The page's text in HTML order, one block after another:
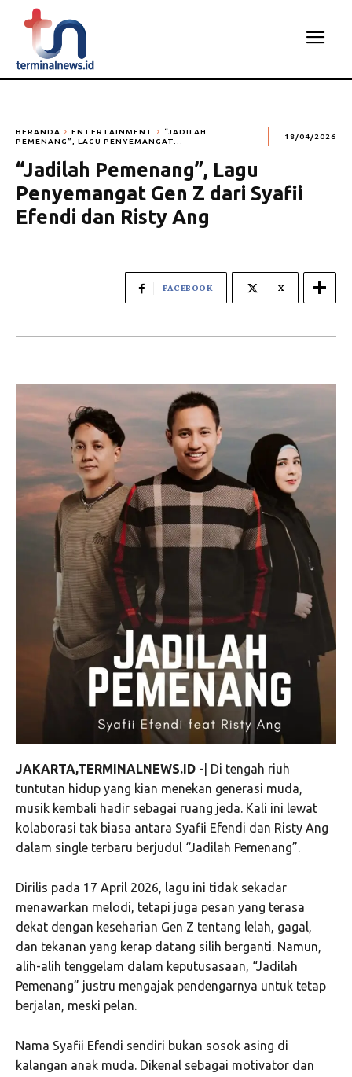
BERANDA ENTERTAINMENT
“JADILAH
PEMENANG”, LAGU PENYEMANGAT...
18/04/2026
“Jadilah Pemenang”, Lagu
Penyemangat Gen Z dari Syafii
Efendi dan Risty Ang
FACEBOOK X
JAKARTA,TERMINALNEWS.ID -| Di tengah riuh
tuntutan hidup yang kian menekan generasi muda,
musik kembali hadir sebagai ruang jeda. Kali ini lewat
kolaborasi tak biasa antara Syafii Efendi dan Risty Ang
dalam single terbaru berjudul “Jadilah Pemenang”.
Dirilis pada 17 April 2026, lagu ini tidak sekadar
menawarkan melodi, tetapi juga pesan yang terasa
dekat dengan keseharian Gen Z tentang lelah, gagal,
dan tekanan yang kerap datang silih berganti. Namun,
alih-alih tenggelam dalam keputusasaan, “Jadilah
Pemenang” justru mengajak pendengarnya untuk tetap
berjalan, meski pelan.
Nama Syafii Efendi sendiri bukan sosok asing di
kalangan anak muda. Dikenal sebagai motivator dan